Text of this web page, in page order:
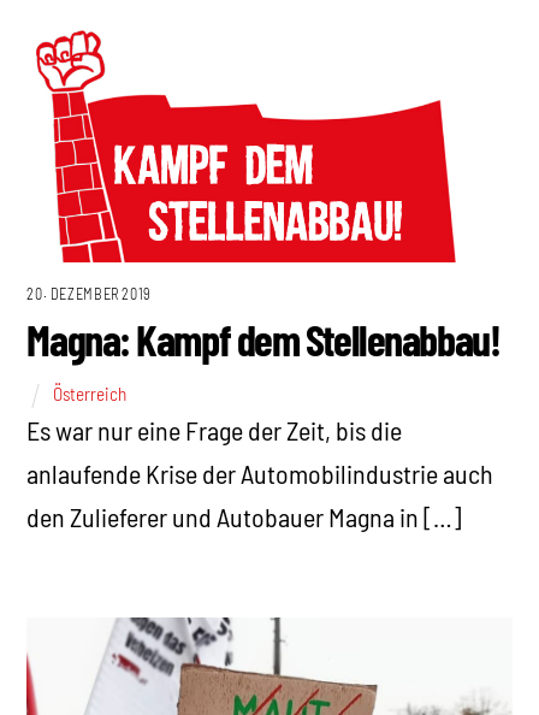
20. DEZEMBER 2019
Magna: Kampf dem Stellenabbau!
Österreich
Es war nur eine Frage der Zeit, bis die
anlaufende Krise der Automobilindustrie auch
den Zulieferer und Autobauer Magna in […]